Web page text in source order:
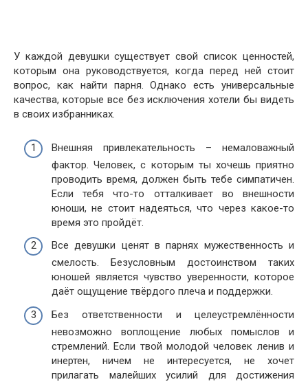
У каждой девушки существует свой список ценностей,
которым она руководствуется, когда перед ней стоит
вопрос, как найти парня. Однако есть универсальные
качества, которые все без исключения хотели бы видеть
в своих избранниках.
Внешняя привлекательность – немаловажный
фактор. Человек, с которым ты хочешь приятно
проводить время, должен быть тебе симпатичен.
Если тебя что-то отталкивает во внешности
юноши, не стоит надеяться, что через какое-то
время это пройдёт.
Все девушки ценят в парнях мужественность и
смелость. Безусловным достоинством таких
юношей является чувство уверенности, которое
даёт ощущение твёрдого плеча и поддержки.
Без ответственности и целеустремлённости
невозможно воплощение любых помыслов и
стремлений. Если твой молодой человек ленив и
инертен, ничем не интересуется, не хочет
прилагать малейших усилий для достижения